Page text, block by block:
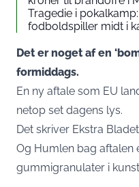
Tragedie i
fodboldspiller midt i
Det er noget af en
formiddags.
En ny aftale som EU
netop set dagens lys.
Det skriver Ekstra Bladet
Og Humlen bag aftalen
gummigranulater i